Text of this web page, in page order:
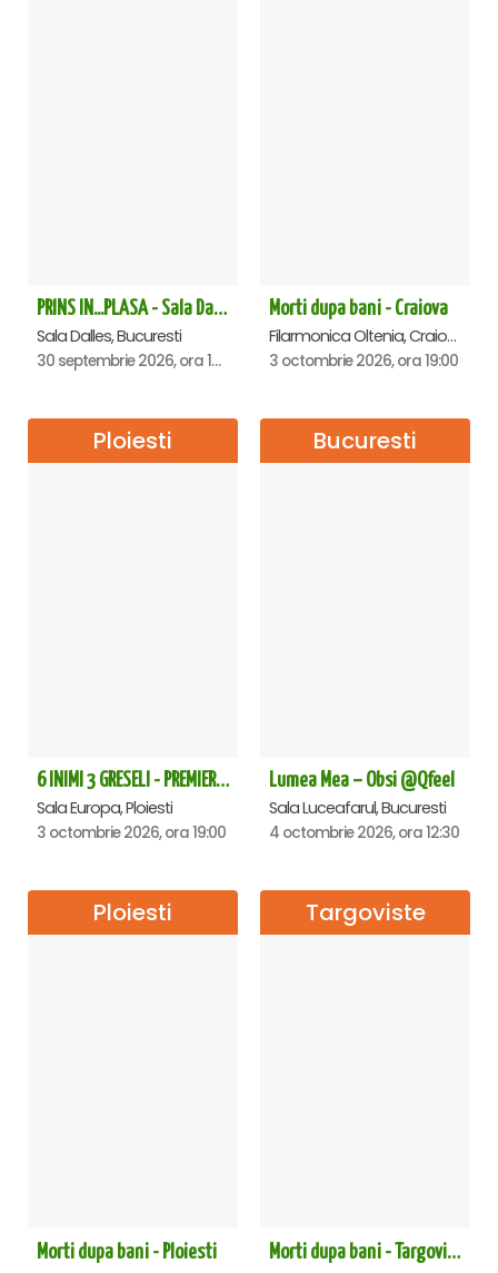
PRINS IN...PLASA - Sala Dalles
Sala Dalles, Bucuresti
30 septembrie 2026, ora 19:30
Morti dupa bani - Craiova
Filarmonica Oltenia, Craiova
3 octombrie 2026, ora 19:00
Ploiesti
6 INIMI 3 GRESELI - PREMIERA - Ploiesti
Sala Europa, Ploiesti
3 octombrie 2026, ora 19:00
Bucuresti
Lumea Mea – Obsi @Qfeel
Sala Luceafarul, Bucuresti
4 octombrie 2026, ora 12:30
Ploiesti
Morti dupa bani - Ploiesti
Targoviste
Morti dupa bani - Targoviste